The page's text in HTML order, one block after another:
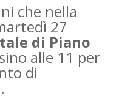
che nella
27
di Piano
alle 11 per
di